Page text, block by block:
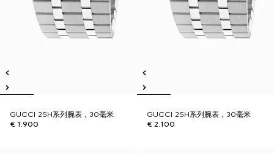
GUCCI 25H系列腕表，30毫米
€ 1.900
GUCCI 25H系列腕表，30毫米
€ 2.100